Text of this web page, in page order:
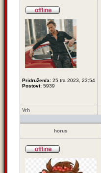
Pridružen/a: 25 tra 2023, 23:54
Postovi: 5939
Vrh
horus